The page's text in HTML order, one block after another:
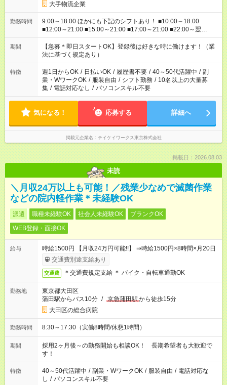
大手物流企業
勤務時間
9:00～18:00 ほかにも下記のシフトあり！ ■10:00～18:00
■12:00～21:00 ■15:00～21:00 ■17:00～21:00 ■22:00～翌
6:00 など ※お仕事、勤務地により勤務時間帯は異なります
期間
【急募＊即日スタートOK】登録後は好きな時に働けます！（業
法に基づく規定あり）
特徴 週1日からOK / 日払いOK / 履歴書不要 / 40～50代活躍中 / 副
業・WワークOK / 服装自由 / シフト勤務 / 10名以上の大量募
集 / 電話対応なし / パソコンスキル不要
気になる！ 応募する 詳細へ
掲載元企業名 テイケイワークス東京株式会社
掲載日：2026.08.03
未読
＼月収24万以上も可能！／残業少なめで滅菌作業
などの院内軽作業＊未経験OK
派遣 職種未経験OK 社会人未経験OK
ブランクOK
WEB登録・面接OK
給与
時給1500円 【月収24万円可能!!】 ⇒時給1500円×8時間×月20日
交通費別途支給あり
交通費 ＊交通費規定支給 ＊ バイク・自転車通勤OK
勤務地
東京都大田区
蒲田駅からバス10分 / 京急蒲田駅から徒歩15分
大田区の総合病院
勤務時間 8:30～17:30（実働8時間/休憩1時間）
期間
採用2ヶ月後～の勤務開始も相談OK！ 長期希望者も大歓迎で
す！
特徴 40～50代活躍中 / 副業・WワークOK / 服装自由 / 電話対応な
し / パソコンスキル不要